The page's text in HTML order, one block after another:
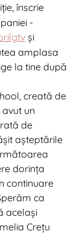
înscrie
-
și
amplasa
la tine după
avut un
de
așteptările
dorința
continuare
ca
același
Crețu